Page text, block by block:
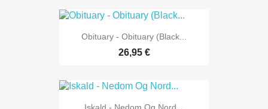
Obituary - Obituary (Black...
26,95 €